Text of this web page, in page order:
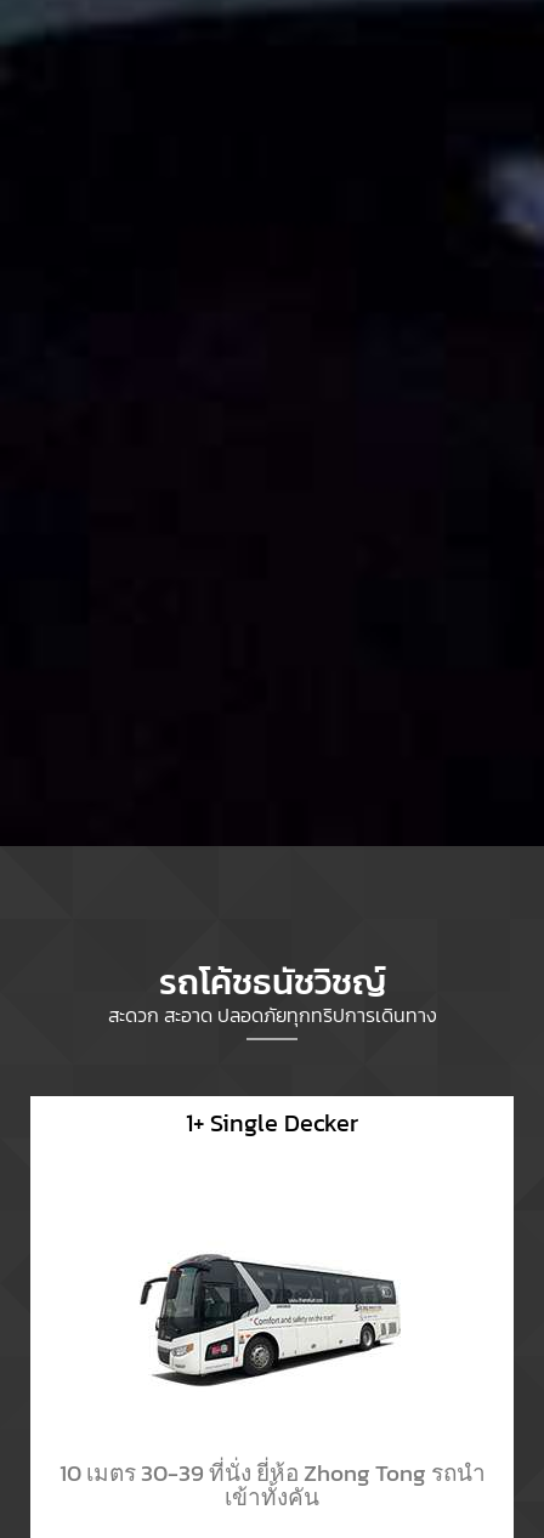
รถโค้ชธนัชวิชญ์
สะดวก สะอาด ปลอดภัยทุกทริปการเดินทาง
1+ Single Decker
10 เมตร 30-39 ที่นั่ง ยี่ห้อ Zhong Tong รถนำ
เข้าทั้งคัน